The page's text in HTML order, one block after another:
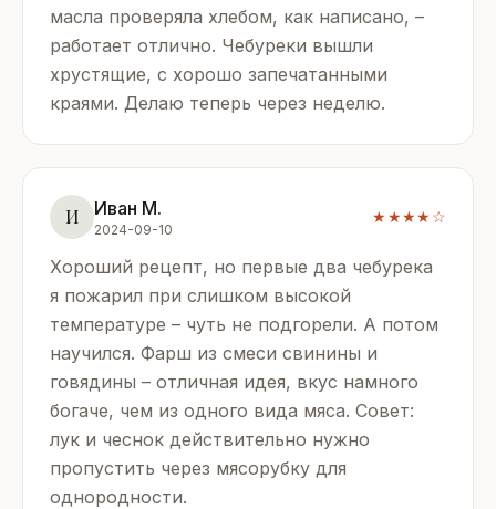
масла проверяла хлебом, как написано, –
работает отлично. Чебуреки вышли
хрустящие, с хорошо запечатанными
краями. Делаю теперь через неделю.
И Иван М.
2024-09-10
★★★★☆
Хороший рецепт, но первые два чебурека
я пожарил при слишком высокой
температуре – чуть не подгорели. А потом
научился. Фарш из смеси свинины и
говядины – отличная идея, вкус намного
богаче, чем из одного вида мяса. Совет:
лук и чеснок действительно нужно
пропустить через мясорубку для
однородности.